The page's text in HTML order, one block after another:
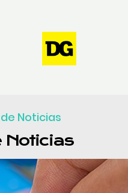
Noticias
Noticias